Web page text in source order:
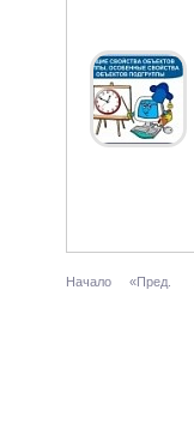
Начало «Пред.